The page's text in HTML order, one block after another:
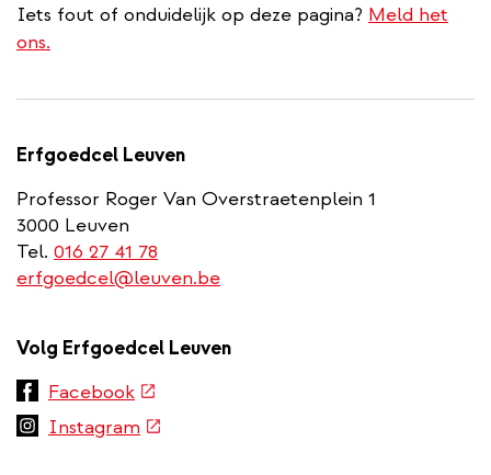
Iets fout of onduidelijk op deze pagina? Meld het
ons.
Erfgoedcel Leuven
Professor Roger Van Overstraetenplein 1
3000 Leuven
Tel. 016 27 41 78
erfgoedcel@leuven.be
Volg Erfgoedcel Leuven
Facebook(externe
link)
Instagram (externe